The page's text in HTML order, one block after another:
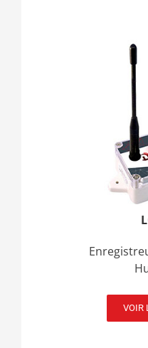
VOIR